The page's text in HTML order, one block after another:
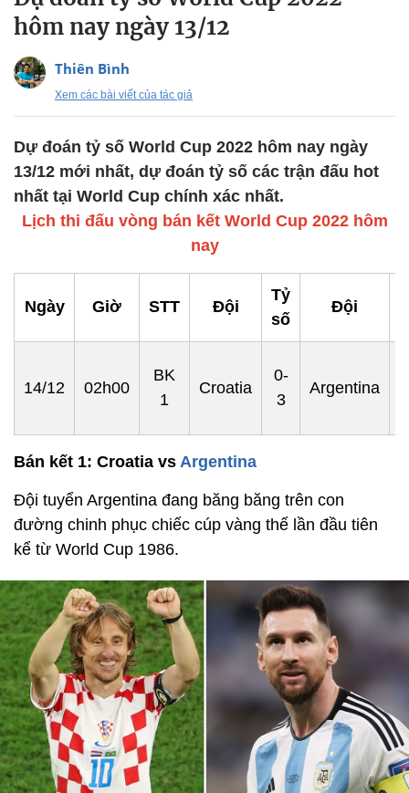
hôm nay ngày 13/12
Thiên Bình
Xem các bài viết của tác giả
Dự đoán tỷ số World Cup 2022 hôm nay ngày
13/12 mới nhất, dự đoán tỷ số các trận đấu hot
nhất tại World Cup chính xác nhất.
Lịch thi đấu vòng bán kết World Cup 2022 hôm
nay
Ngày Giờ STT Đội
Tỷ
số
Đội
14/12 02h00
BK
1
Croatia
0-
3
Argentina
Bán kết 1: Croatia vs Argentina
Đội tuyển Argentina đang băng băng trên con
đường chinh phục chiếc cúp vàng thế lần đầu tiên
kể từ World Cup 1986.